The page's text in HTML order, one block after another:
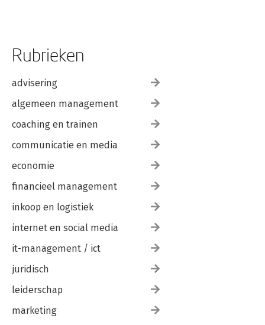
Rubrieken
advisering
algemeen management
coaching en trainen
communicatie en media
economie
financieel management
inkoop en logistiek
internet en social media
it-management / ict
juridisch
leiderschap
marketing